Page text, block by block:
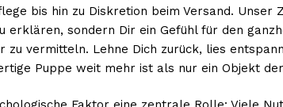
bis hin zu Diskretion beim Versand. Unser
erklären, sondern Dir ein Gefühl für den
zu vermitteln. Lehne Dich zurück, lies
Puppe weit mehr ist als nur ein Objekt